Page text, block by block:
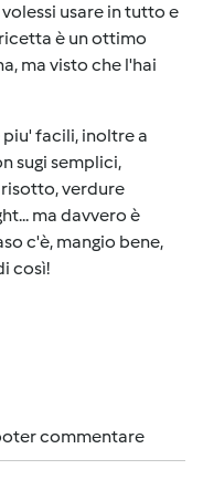
usare in tutto e
è un ottimo
ma visto che l'hai
facili, inoltre a
sugi semplici,
verdure
ma davvero è
c'è, mangio bene,
così!
commentare